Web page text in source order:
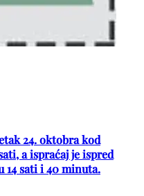
24. oktobra kod
a ispraćaj je ispred
14 sati i 40 minuta.